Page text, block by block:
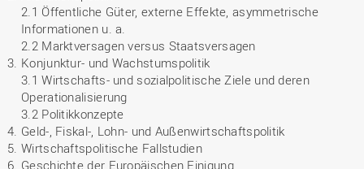
2.1 Öffentliche Güter, externe Effekte, asymmetrische
Informationen u. a.
2.2 Marktversagen versus Staatsversagen
Konjunktur- und Wachstumspolitik
3.1 Wirtschafts- und sozialpolitische Ziele und deren
Operationalisierung
3.2 Politikkonzepte
Geld-, Fiskal-, Lohn- und Außenwirtschaftspolitik
Wirtschaftspolitische Fallstudien
Geschichte der Europäischen Einigung